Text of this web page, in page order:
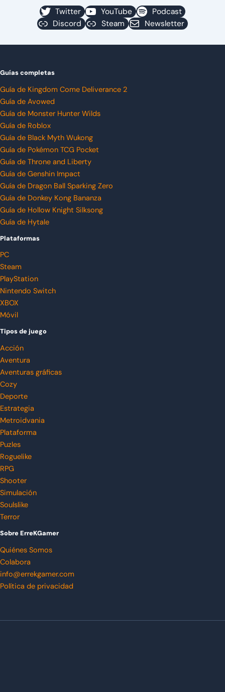
Twitter YouTube
Podcast
Discord
Steam Newsletter
Guías completas
Guía de Kingdom Come Deliverance 2
Guía de Avowed
Guía de Monster Hunter Wilds
Guía de Roblox
Guía de Black Myth Wukong
Guía de Pokémon TCG Pocket
Guía de Throne and Liberty
Guía de Genshin Impact
Guía de Dragon Ball Sparking Zero
Guía de Donkey Kong Bananza
Guía de Hollow Knight Silksong
Guía de Hytale
Plataformas
PC
Steam
PlayStation
Nintendo Switch
XBOX
Móvil
Tipos de juego
Acción
Aventura
Aventuras gráficas
Cozy
Deporte
Estrategia
Metroidvania
Plataforma
Puzles
Roguelike
RPG
Shooter
Simulación
Soulslike
Terror
Sobre ErreKGamer
Quiénes Somos
Colabora
info@errekgamer.com
Política de privacidad